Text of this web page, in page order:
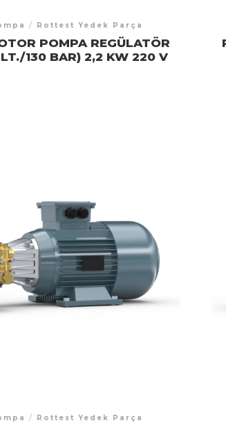
/ Rottest Yedek Parça
POMPA REGÜLATÖR
130 BAR) 2,2 KW 220 V
/ Rottest Yedek Parça